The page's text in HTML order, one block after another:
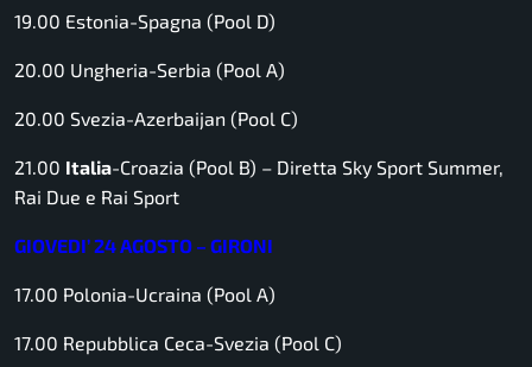
19.00 Estonia-Spagna (Pool D)
20.00 Ungheria-Serbia (Pool A)
20.00 Svezia-Azerbaijan (Pool C)
21.00 Italia-Croazia (Pool B) – Diretta Sky Sport Summer,
Rai Due e Rai Sport
GIOVEDI’ 24 AGOSTO – GIRONI
17.00 Polonia-Ucraina (Pool A)
17.00 Repubblica Ceca-Svezia (Pool C)